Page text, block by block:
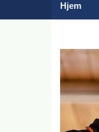
Hjem